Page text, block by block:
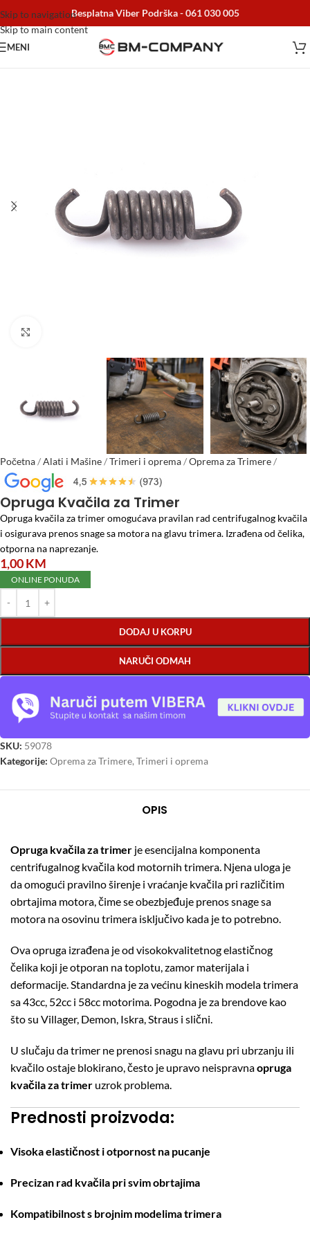
Skip to navigation
Skip to main content
Besplatna Viber Podrška -061 030 005
MENI
Početna/Alati i Mašine/Trimeri i oprema/Oprema za Trimere/
Opruga Kvačila za Trimer
Opruga Kvačila za Trimer
Opruga kvačila za trimer omogućava pravilan rad centrifugalnog kvačila
i osigurava prenos snage sa motora na glavu trimera. Izrađena od čelika,
otporna na naprezanje.
1,00KM
ONLINE PONUDA
DODAJ U KORPU
NARUČI ODMAH
SKU: 59078
Kategorije: Oprema za Trimere, Trimeri i oprema
OPIS
Opruga kvačila za trimer je esencijalna komponenta
centrifugalnog kvačila kod motornih trimera. Njena uloga je
da omogući pravilno širenje i vraćanje kvačila pri različitim
obrtajima motora, čime se obezbjeđuje prenos snage sa
motora na osovinu trimera isključivo kada je to potrebno.
Ova opruga izrađena je od visokokvalitetnog elastičnog
čelika koji je otporan na toplotu, zamor materijala i
deformacije. Standardna je za većinu kineskih modela trimera
sa 43cc, 52cc i 58cc motorima. Pogodna je za brendove kao
što su Villager, Demon, Iskra, Straus i slični.
U slučaju da trimer ne prenosi snagu na glavu pri ubrzanju ili
kvačilo ostaje blokirano, često je upravo neispravnaopruga
kvačila za trimer uzrok problema.
Prednosti proizvoda:
Visoka elastičnost i otpornost na pucanje
Precizan rad kvačila pri svim obrtajima
Kompatibilnost s brojnim modelima trimera